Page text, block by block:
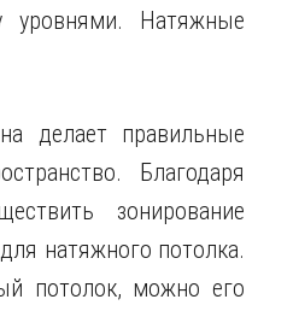
уровнями. Натяжные
делает правильные
Благодаря
зонирование
натяжного потолка.
потолок, можно его